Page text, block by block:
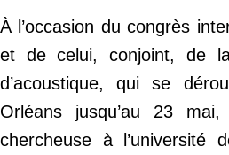
À l’occasion du congrès
et de celui, conjoint, de
d’acoustique, qui se
Orléans jusqu’au 23 mai,
chercheuse à l’université